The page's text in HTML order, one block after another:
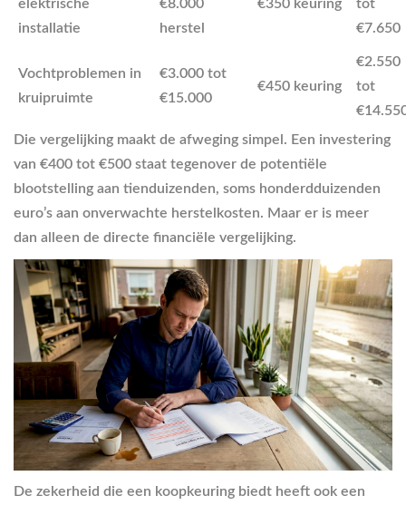
elektrische
installatie
€8.000
herstel
€350 keuring
tot
€7.650
Vochtproblemen in
kruipruimte
€3.000 tot
€15.000
€450 keuring
€2.550
tot
Die vergelijking maakt de afweging simpel. Een investering
van €400 tot €500 staat tegenover de potentiële
blootstelling aan tienduizenden, soms honderdduizenden
euro’s aan onverwachte herstelkosten. Maar er is meer
dan alleen de directe financiële vergelijking.
De zekerheid die een koopkeuring biedt heeft ook een